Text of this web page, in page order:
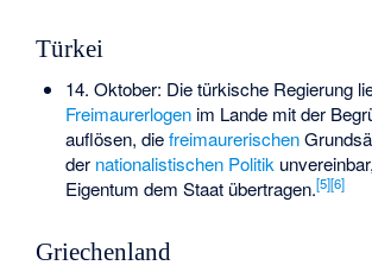
Türkei
14. Oktober: Die türkische Regierung
Freimaurerlogenim Lande mit der
auflösen, diefreimaurerischen
der nationalistischen Politik
Eigentum dem Staat übertragen.[5][6]
Griechenland